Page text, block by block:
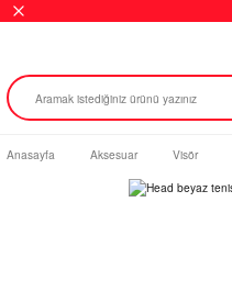
Anasayfa Aksesuar Visör